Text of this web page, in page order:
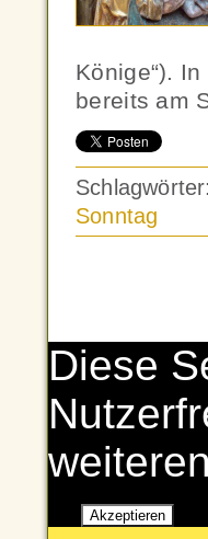
Könige“).
bereits am
Schlagwörter:
Sonntag
Diese
Akzeptieren